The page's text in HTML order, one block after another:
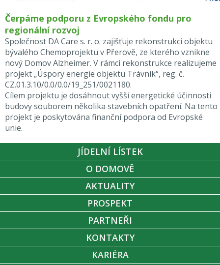
Čerpáme podporu z Evropského fondu pro
regionální rozvoj
Společnost DA Care s. r. o. zajišťuje rekonstrukci objektu
bývalého Chemoprojektu v Přerově, ze kterého vznikne
nový Domov Alzheimer. V rámci rekonstrukce realizujeme
projekt „Úspory energie objektu Trávník“, reg. č.
CZ.01.3.10/0.0/0.0/19_251/0021180.
Cílem projektu je dosáhnout vyšší energetické účinnosti
budovy souborem několika stavebních opatření. Na tento
projekt je poskytována finanční podpora od Evropské
unie.
JÍDELNÍ LÍSTEK
O DOMOVĚ
AKTUALITY
PROSPEKT
PARTNEŘI
KONTAKTY
KARIÉRA